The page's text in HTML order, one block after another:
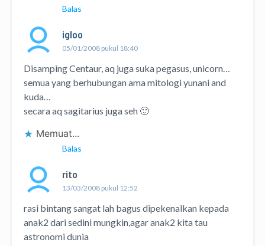
Balas
igloo
05/01/2008 pukul 18:40
Disamping Centaur, aq juga suka pegasus, unicorn…
semua yang berhubungan ama mitologi yunani and
kuda…
secara aq sagitarius juga seh 🙂
Memuat...
Balas
rito
13/03/2008 pukul 12:52
rasi bintang sangat lah bagus dipekenalkan kepada
anak2 dari sedini mungkin,agar anak2 kita tau
astronomi dunia